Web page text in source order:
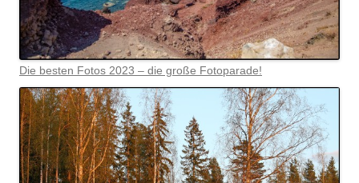
Die besten Fotos 2023 – die große Fotoparade!